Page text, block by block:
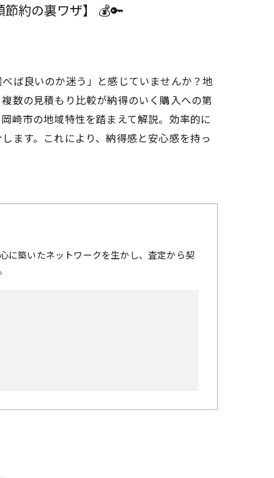
約の裏ワザ】 💰🔑
ば良いのか迷う」と感じていませんか？地
数の見積もり比較が納得のいく購入への第
崎市の地域特性を踏まえて解説。効率的に
ます。これにより、納得感と安心感を持っ
に築いたネットワークを生かし、査定から契